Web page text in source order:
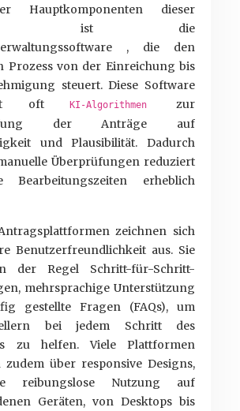
Hauptkomponenten dieser
ist die
, die den
Prozess von der Einreichung bis
steuert. Diese Software
oftKI-Algorithmen zur
der Anträge auf
und Plausibilität. Dadurch
Überprüfungen reduziert
erheblich
zeichnen sich
Benutzerfreundlichkeit aus. Sie
der Regel Schritt-für-Schritt-
mehrsprachige Unterstützung
gestellte Fragen (FAQs), um
bei jedem Schritt des
zu helfen. Viele Plattformen
zudem über responsive Designs,
reibungslose Nutzung auf
Geräten, von Desktops bis